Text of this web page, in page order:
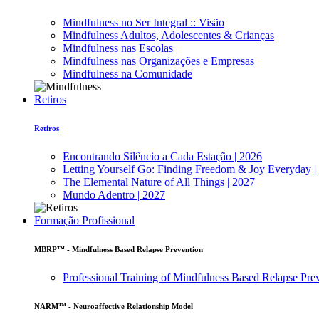
Mindfulness no Ser Integral :: Visão
Mindfulness Adultos, Adolescentes & Crianças
Mindfulness nas Escolas
Mindfulness nas Organizações e Empresas
Mindfulness na Comunidade
Retiros
Retiros
Encontrando Silêncio a Cada Estação | 2026
Letting Yourself Go: Finding Freedom & Joy Everyday |
The Elemental Nature of All Things | 2027
Mundo Adentro | 2027
Formação Profissional
MBRP™ - Mindfulness Based Relapse Prevention
Professional Training of Mindfulness Based Relapse
NARM™ - Neuroaffective Relationship Model